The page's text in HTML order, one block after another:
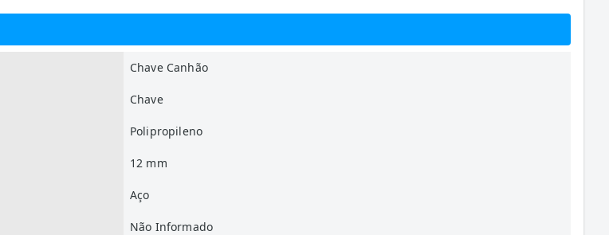
Chave Canhão
Chave
Polipropileno
12 mm
Aço
Não Informado